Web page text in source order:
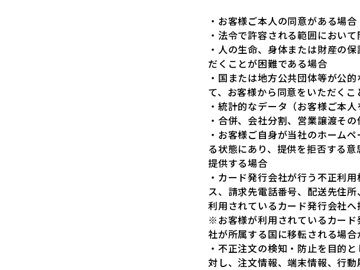
・お客様ご本人の同意がある場合
・法令で許容される範囲におい
・人の生命、身体または財産の
だくことが困難である場合
・国または地方公共団体等が公
て、お客様から同意をいただく
・統計的なデータ（お客様ご本
・合併、会社分割、営業譲渡そ
・お客様ご自身が当社のホーム
る状態にあり、提供を拒否する
提供する場合
・カード発行会社が行う不正利
ス、請求先電話番号、配送先住
利用されているカード発行会社
※お客様が利用されているカー
社が所属する国に移転される場合
・不正注文の検知・防止を目的
対し、注文情報、端末情報、行